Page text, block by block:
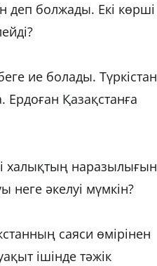
деп болжады. Екі көрші
ие болады. Түркістан
Қазақстанға
халықтың наразылығын
әкелуі мүмкін?
саяси өмірінен
ішінде тәжік